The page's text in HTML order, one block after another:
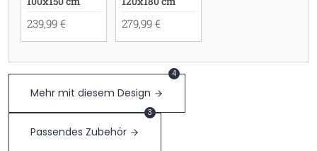
239,99 € 279,99 €
Mehr mit diesem Design
4
Passendes Zubehör
3